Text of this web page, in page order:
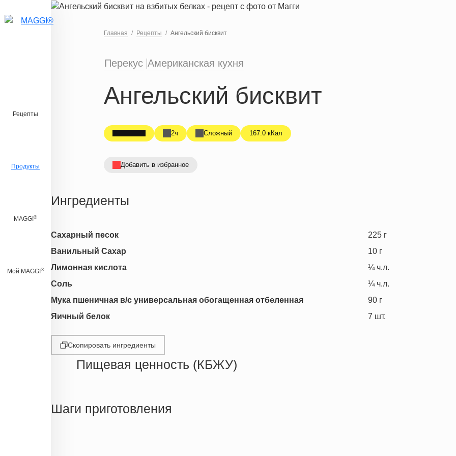
Перейти к основному содержанию
Рецепты
Продукты
MAGGI ®
Мой MAGGI ®
Главная Рецепты Ангельский бисквит
Перекус Американская кухня
Ангельский бисквит
2ч Сложный 167.0 кКал
Добавить в избранное
Ингредиенты
Сахарный песок 225 г
Ванильный Сахар
10 г
Лимонная кислота
¼ ч.л.
Соль
¼ ч.л.
Мука пшеничная в/с универсальная обогащенная отбеленная
90 г
Яичный белок
7 шт.
Скопировать ингредиенты
Пищевая ценность (КБЖУ)
Белки
Шаги приготовления